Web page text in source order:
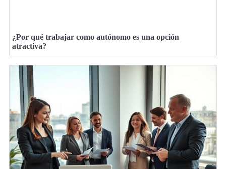
¿Por qué trabajar como autónomo es una opción
atractiva?